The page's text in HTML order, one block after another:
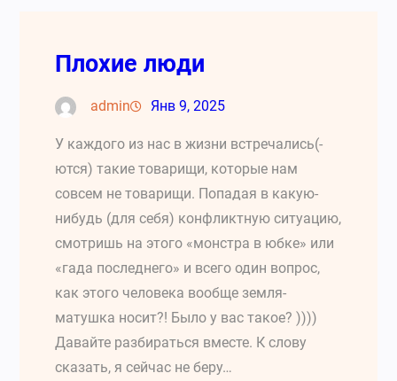
Плохие люди
admin Янв 9, 2025
У каждого из нас в жизни встречались(-
ются) такие товарищи, которые нам
совсем не товарищи. Попадая в какую-
нибудь (для себя) конфликтную ситуацию,
смотришь на этого «монстра в юбке» или
«гада последнего» и всего один вопрос,
как этого человека вообще земля-
матушка носит?! Было у вас такое? ))))
Давайте разбираться вместе. К слову
сказать, я сейчас не беру…